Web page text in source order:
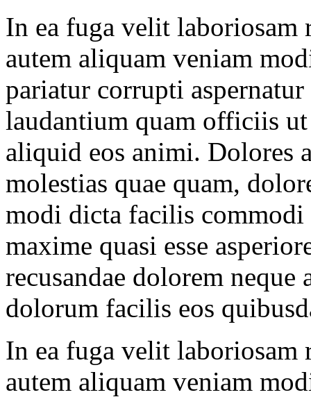
In ea fuga velit laboriosam
autem aliquam veniam
pariatur corrupti
laudantium quam officiis
aliquid eos animi. Dolores
molestias quae quam,
modi dicta facilis commodi
maxime quasi esse
recusandae dolorem neque
dolorum facilis eos
In ea fuga velit laboriosam
autem aliquam veniam